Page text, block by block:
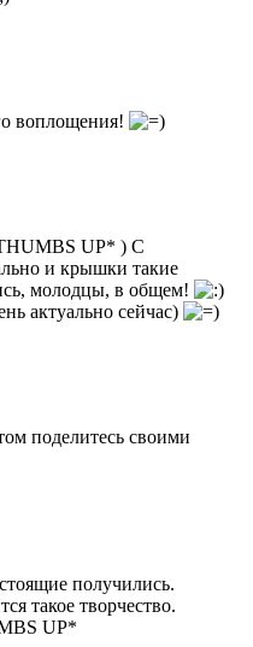
воплощения!
) С
и крышки такие
молодцы, в общем!
актуально сейчас)
поделитесь своими
получились.
такое творчество.